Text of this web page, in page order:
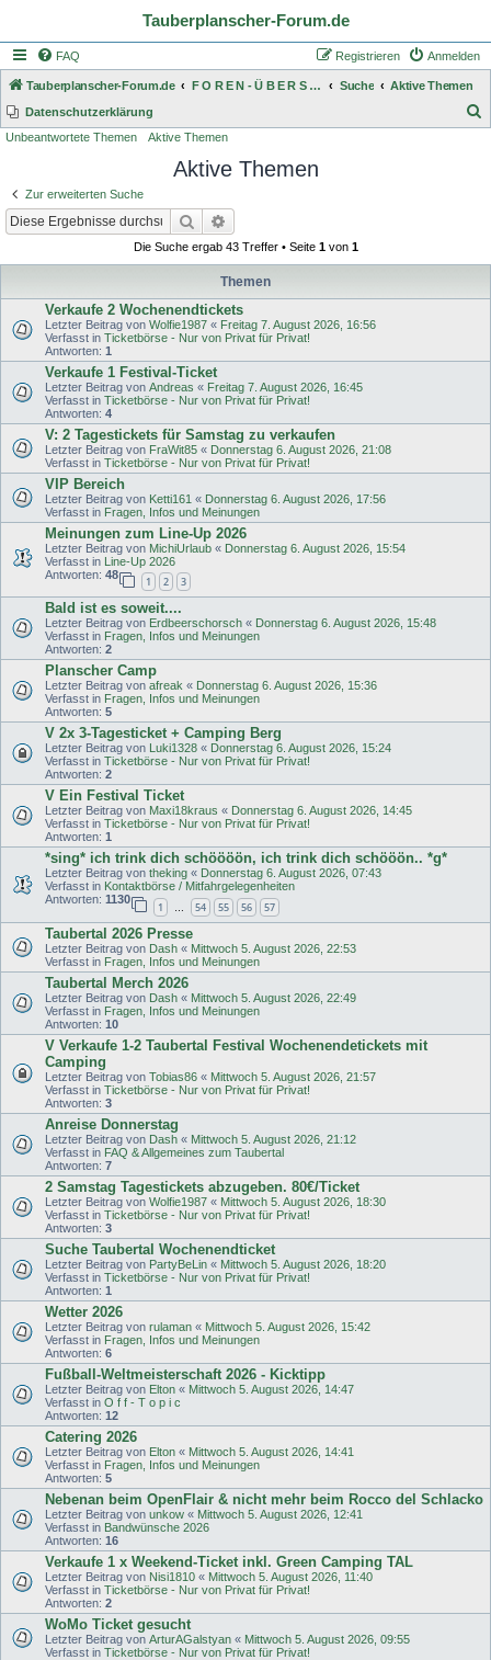
Tauberplanscher-Forum.de
FAQ Anmelden
Registrieren
Tauberplanscher-Forum.de F O R E N - Ü B E R S I C H T Suche
Aktive Themen
Datenschutzerklärung
Unbeantwortete Themen Aktive Themen
Aktive Themen
Zur erweiterten Suche
Suche
Die Suche ergab 43 Treffer • Seite 1von 1
Themen
Verkaufe 2 Wochenendtickets
Letzter Beitrag von Wolfie1987 « Freitag 7. August 2026, 16:56
Verfasst in Ticketbörse - Nur von Privat für Privat!
Antworten: 1
Verkaufe 1 Festival-Ticket
Letzter Beitrag von Andreas « Freitag 7. August 2026, 16:45
Verfasst in Ticketbörse - Nur von Privat für Privat!
Antworten: 4
V: 2 Tagestickets für Samstag zu verkaufen
Letzter Beitrag von FraWit85 « Donnerstag 6. August 2026, 21:08
Verfasst in Ticketbörse - Nur von Privat für Privat!
VIP Bereich
Letzter Beitrag von Ketti161 « Donnerstag 6. August 2026, 17:56
Verfasst in Fragen, Infos und Meinungen
Meinungen zum Line-Up 2026
Letzter Beitrag von MichiUrlaub « Donnerstag 6. August 2026, 15:54
Verfasst in Line-Up 2026
Antworten: 48
1 2 3
Bald ist es soweit....
Letzter Beitrag von Erdbeerschorsch « Donnerstag 6. August 2026, 15:48
Verfasst in Fragen, Infos und Meinungen
Antworten: 2
Planscher Camp
Letzter Beitrag von afreak « Donnerstag 6. August 2026, 15:36
Verfasst in Fragen, Infos und Meinungen
Antworten: 5
V 2x 3-Tagesticket + Camping Berg
Letzter Beitrag von Luki1328 « Donnerstag 6. August 2026, 15:24
Verfasst in Ticketbörse - Nur von Privat für Privat!
Antworten: 2
V Ein Festival Ticket
Letzter Beitrag von Maxi18kraus « Donnerstag 6. August 2026, 14:45
Verfasst in Ticketbörse - Nur von Privat für Privat!
Antworten: 1
*sing* ich trink dich schöööön, ich trink dich schööön.. *g*
Letzter Beitrag von theking « Donnerstag 6. August 2026, 07:43
Verfasst in Kontaktbörse / Mitfahrgelegenheiten
Antworten: 1130
1 … 54 55 56 57
Taubertal 2026 Presse
Letzter Beitrag von Dash « Mittwoch 5. August 2026, 22:53
Verfasst in Fragen, Infos und Meinungen
Taubertal Merch 2026
Letzter Beitrag von Dash « Mittwoch 5. August 2026, 22:49
Verfasst in Fragen, Infos und Meinungen
Antworten: 10
V Verkaufe 1-2 Taubertal Festival Wochenendetickets mit
Camping
Letzter Beitrag von Tobias86 « Mittwoch 5. August 2026, 21:57
Verfasst in Ticketbörse - Nur von Privat für Privat!
Antworten: 3
Anreise Donnerstag
Letzter Beitrag von Dash « Mittwoch 5. August 2026, 21:12
Verfasst in FAQ & Allgemeines zum Taubertal
Antworten: 7
2 Samstag Tagestickets abzugeben. 80€/Ticket
Letzter Beitrag von Wolfie1987 « Mittwoch 5. August 2026, 18:30
Verfasst in Ticketbörse - Nur von Privat für Privat!
Antworten: 3
Suche Taubertal Wochenendticket
Letzter Beitrag von PartyBeLin « Mittwoch 5. August 2026, 18:20
Verfasst in Ticketbörse - Nur von Privat für Privat!
Antworten: 1
Wetter 2026
Letzter Beitrag von rulaman « Mittwoch 5. August 2026, 15:42
Verfasst in Fragen, Infos und Meinungen
Antworten: 6
Fußball-Weltmeisterschaft 2026 - Kicktipp
Letzter Beitrag von Elton « Mittwoch 5. August 2026, 14:47
Verfasst in O f f - T o p i c
Antworten: 12
Catering 2026
Letzter Beitrag von Elton « Mittwoch 5. August 2026, 14:41
Verfasst in Fragen, Infos und Meinungen
Antworten: 5
Nebenan beim OpenFlair & nicht mehr beim Rocco del Schlacko
Letzter Beitrag von unkow « Mittwoch 5. August 2026, 12:41
Verfasst in Bandwünsche 2026
Antworten: 16
Verkaufe 1 x Weekend-Ticket inkl. Green Camping TAL
Letzter Beitrag von Nisi1810 « Mittwoch 5. August 2026, 11:40
Verfasst in Ticketbörse - Nur von Privat für Privat!
Antworten: 2
WoMo Ticket gesucht
Letzter Beitrag von ArturAGalstyan « Mittwoch 5. August 2026, 09:55
Verfasst in Ticketbörse - Nur von Privat für Privat!